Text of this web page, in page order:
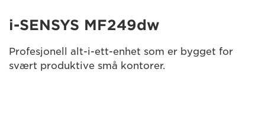
i-SENSYS MF249dw
Profesjonell alt-i-ett-enhet som er bygget for
svært produktive små kontorer.